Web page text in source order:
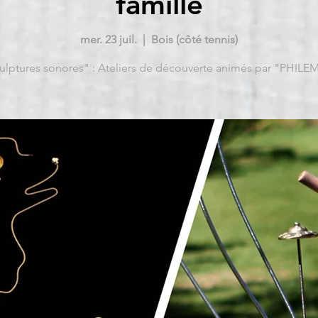
mer. 23 juil. Bois (côté tennis)
sonores" : Ateliers de découverte animés par